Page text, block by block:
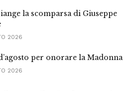
la scomparsa di Giuseppe
2026
per onorare la Madonna
2026